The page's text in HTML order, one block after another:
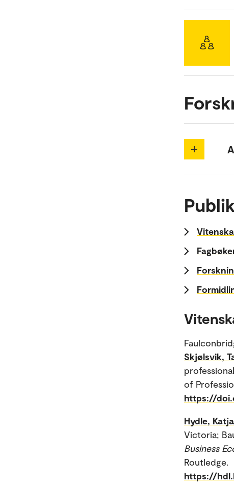
Skjølsvik,
of
https://
Hydle,
Victoria;
Business
Routledge.
https://